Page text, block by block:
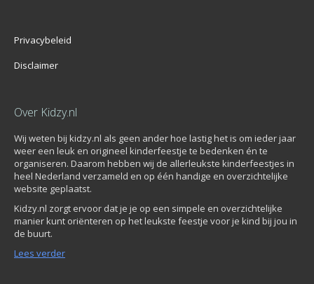
Privacybeleid
Disclaimer
Over Kidzy.nl
Wij weten bij kidzy.nl als geen ander hoe lastig het is om ieder jaar
weer een leuk en origineel kinderfeestje te bedenken én te
organiseren. Daarom hebben wij de allerleukste kinderfeestjes in
heel Nederland verzameld en op één handige en overzichtelijke
website geplaatst.
Kidzy.nl zorgt ervoor dat je je op een simpele en overzichtelijke
manier kunt oriënteren op het leukste feestje voor je kind bij jou in
de buurt.
Lees verder